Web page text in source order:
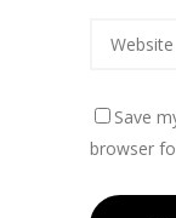
Save
browser